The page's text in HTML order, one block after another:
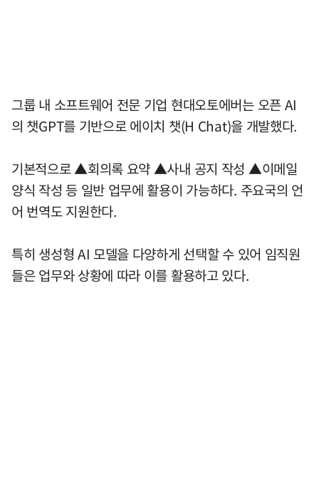
그룹 내 소프트웨어 전문 기업 현대오토에버는 오픈 AI
의 챗GPT를 기반으로 에이치 챗(H Chat)을 개발했다.
기본적으로 ▲회의록 요약 ▲사내 공지 작성 ▲이메일
양식 작성 등 일반 업무에 활용이 가능하다. 주요국의 언
어 번역도 지원한다.
특히 생성형 AI 모델을 다양하게 선택할 수 있어 임직원
들은 업무와 상황에 따라 이를 활용하고 있다.